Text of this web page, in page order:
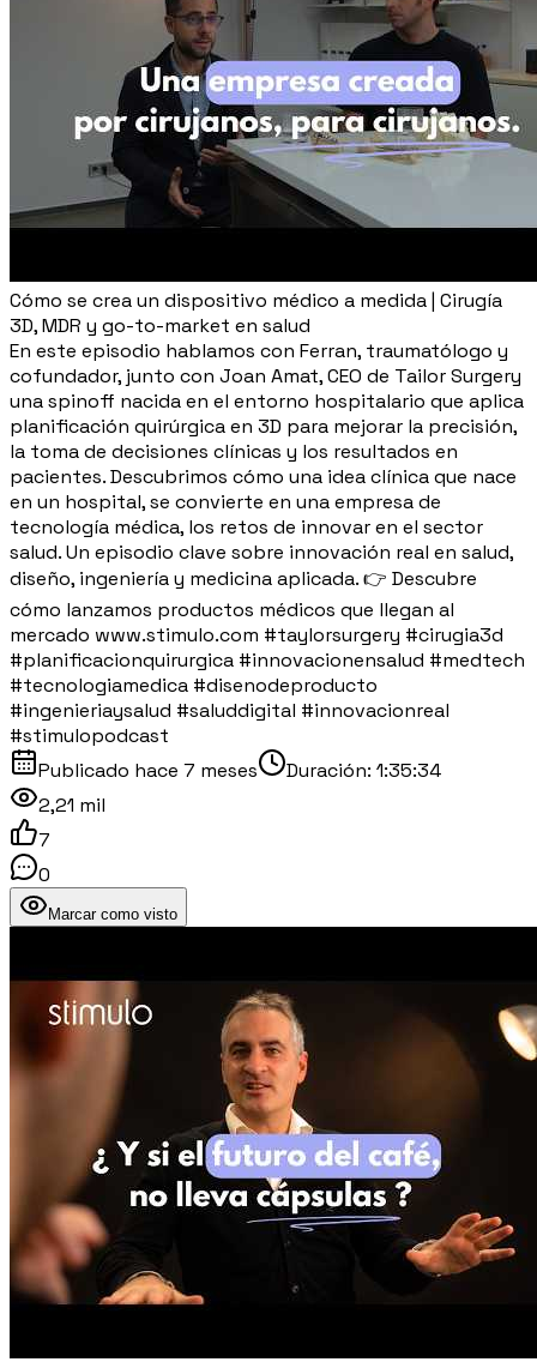
Cómo se crea un dispositivo médico a medida | Cirugía
3D, MDR y go-to-market en salud
En este episodio hablamos con Ferran, traumatólogo y
cofundador, junto con Joan Amat, CEO de Tailor Surgery
una spinoff nacida en el entorno hospitalario que aplica
planificación quirúrgica en 3D para mejorar la precisión,
la toma de decisiones clínicas y los resultados en
pacientes. Descubrimos cómo una idea clínica que nace
en un hospital, se convierte en una empresa de
tecnología médica, los retos de innovar en el sector
salud. Un episodio clave sobre innovación real en salud,
diseño, ingeniería y medicina aplicada. 👉 Descubre
cómo lanzamos productos médicos que llegan al
mercado www.stimulo.com #taylorsurgery #cirugia3d
#planificacionquirurgica #innovacionensalud #medtech
#tecnologiamedica #disenodeproducto
#ingenieriaysalud #saluddigital #innovacionreal
#stimulopodcast
Publicado hace 7 meses Duración: 1:35:34
2,21 mil
7
0
Marcar como visto